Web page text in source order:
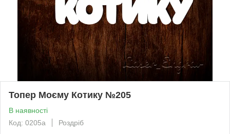
Топер Моєму Котику №205
В наявності
Код: 0205a
Роздріб